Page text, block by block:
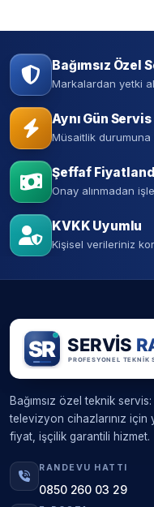
Bağımsız Özel
Markalardan yetki
Aynı Gün Servis
Müsaitlik
Şeffaf
Onay alınmadan
KVKK Uyumlu
Kişisel verileriniz
Bağımsız özel teknik
televizyon cihazlarınız için
fiyat, işçilik garantili hizmet.
RANDEVU HATTI
0850 260 03 29